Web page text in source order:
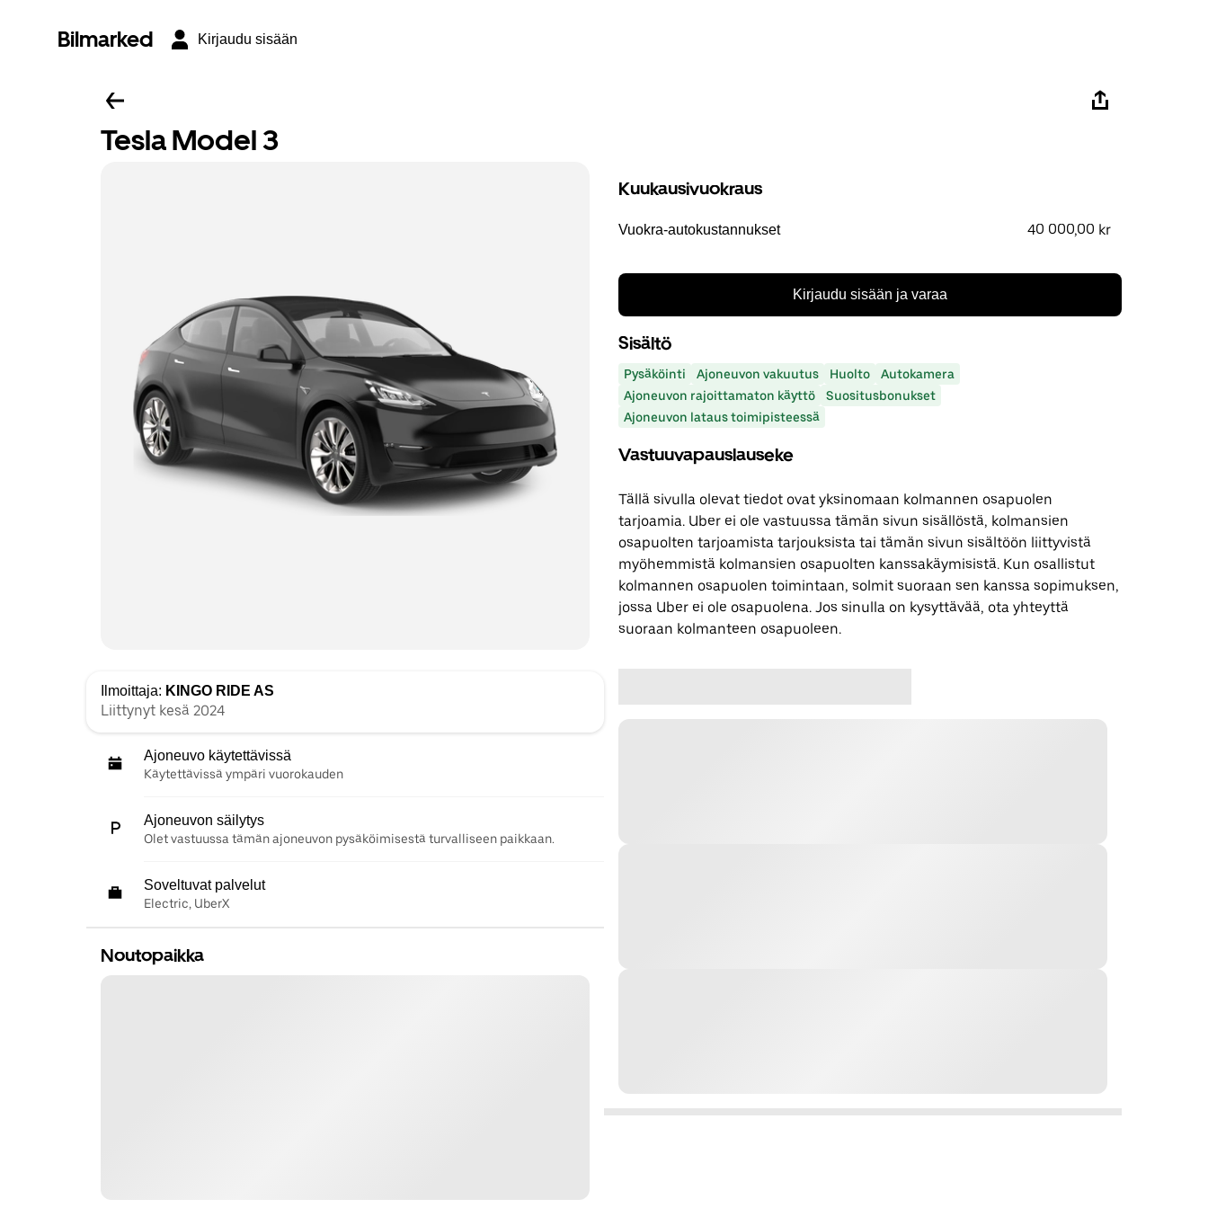
Bilmarked Kirjaudu sisään
Tesla Model 3
Ilmoittaja: KINGO RIDE AS
Liittynyt kesä 2024
Ajoneuvo käytettävissä
Käytettävissä ympäri vuorokauden
Ajoneuvon säilytys
Olet vastuussa tämän ajoneuvon pysäköimisestä turvalliseen paikkaan.
Soveltuvat palvelut
Electric, UberX
Noutopaikka
Kuukausivuokraus
Vuokra-autokustannukset 40 000,00 kr
Kirjaudu sisään ja varaa
Sisältö
Pysäköinti Ajoneuvon vakuutus Huolto
Autokamera
Ajoneuvon rajoittamaton käyttö
Suositusbonukset
Ajoneuvon lataus toimipisteessä
Vastuuvapauslauseke
Tällä sivulla olevat tiedot ovat yksinomaan kolmannen osapuolen
tarjoamia. Uber ei ole vastuussa tämän sivun sisällöstä, kolmansien
osapuolten tarjoamista tarjouksista tai tämän sivun sisältöön liittyvistä
myöhemmistä kolmansien osapuolten kanssakäymisistä. Kun osallistut
kolmannen osapuolen toimintaan, solmit suoraan sen kanssa sopimuksen,
jossa Uber ei ole osapuolena. Jos sinulla on kysyttävää, ota yhteyttä
suoraan kolmanteen osapuoleen.